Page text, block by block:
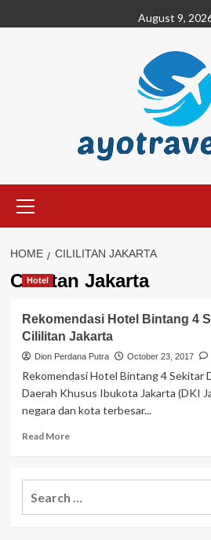
to
August 9,
Menu
HOME CILILITAN JAKARTA
Cililitan Jakarta
Hotel
Rekomendasi Hotel Bintang 4
Cililitan Jakarta
Dion Perdana Putra October 23, 2017
Rekomendasi Hotel Bintang 4 Sekitar
Daerah Khusus Ibukota Jakarta (DKI
negara dan kota terbesar...
Read MoreRead
Rekomendasi
Hotel